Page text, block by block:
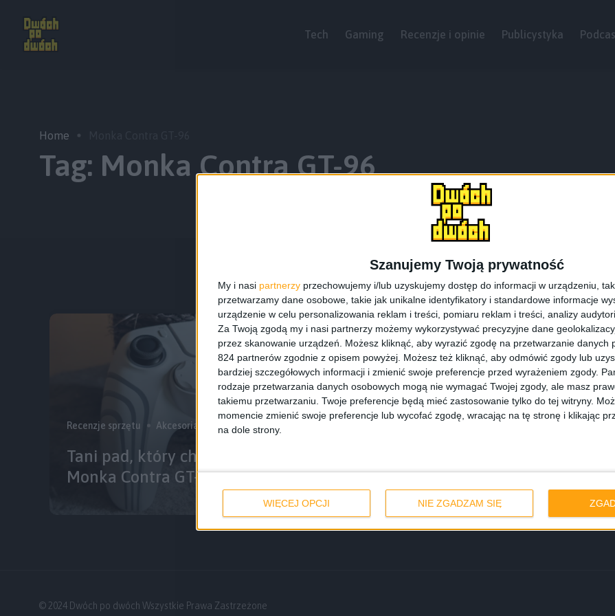
Szanujemy Twoją prywatność
My i nasi partnerzy przechowujemy i/lub uzyskujemy dostęp do informacji w urządzeniu,
przetwarzamy dane osobowe, takie jak unikalne identyfikatory i standardowe informacje
urządzenie w celu personalizowania reklam i treści, pomiaru reklam i treści, analizy
Za Twoją zgodą my i nasi partnerzy możemy wykorzystywać precyzyjne dane
przez skanowanie urządzeń. Możesz kliknąć, aby wyrazić zgodę na przetwarzanie danych
824 partnerów zgodnie z opisem powyżej. Możesz też kliknąć, aby odmówić zgody lub
bardziej szczegółowych informacji i zmienić swoje preferencje przed wyrażeniem zgody.
rodzaje przetwarzania danych osobowych mogą nie wymagać Twojej zgody, ale masz
takiemu przetwarzaniu. Twoje preferencje będą mieć zastosowanie tylko do tej witryny.
momencie zmienić swoje preferencje lub wycofać zgodę, wracając na tę stronę i klikając
na dole strony.
WIĘCEJ OPCJI NIE ZGADZAM SIĘ
Tech Gaming Recenzje i opinie Publicystyka
Home
Tag: Monka Contra GT-96
Recenzje sprzętu Akcesoria
Tani pad, który chciał być jak DualSense. Test
Monka Contra GT-96
© 2024 Dwóch po dwóch Wszystkie Prawa Zastrzeżone